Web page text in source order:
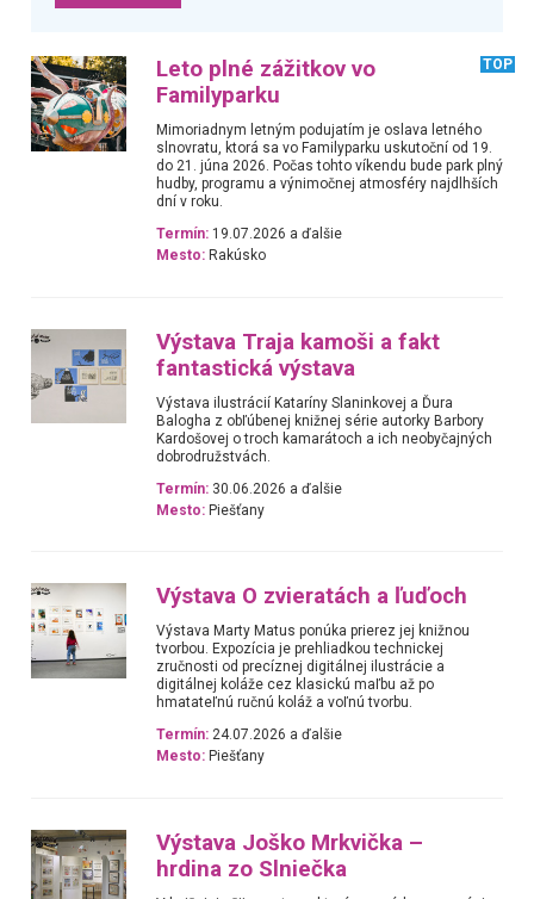
Leto plné zážitkov vo
Familyparku
TOP
Mimoriadnym letným podujatím je oslava letného
slnovratu, ktorá sa vo Familyparku uskutoční od 19.
do 21. júna 2026. Počas tohto víkendu bude park plný
hudby, programu a výnimočnej atmosféry najdlhších
dní v roku.
Termín: 19.07.2026 a ďalšie
Mesto: Rakúsko
Výstava Traja kamoši a fakt
fantastická výstava
Výstava ilustrácií Kataríny Slaninkovej a Ďura
Balogha z obľúbenej knižnej série autorky Barbory
Kardošovej o troch kamarátoch a ich neobyčajných
dobrodružstvách.
Termín: 30.06.2026 a ďalšie
Mesto: Piešťany
Výstava O zvieratách a ľuďoch
Výstava Marty Matus ponúka prierez jej knižnou
tvorbou. Expozícia je prehliadkou technickej
zručnosti od precíznej digitálnej ilustrácie a
digitálnej koláže cez klasickú maľbu až po
hmatateľnú ručnú koláž a voľnú tvorbu.
Termín: 24.07.2026 a ďalšie
Mesto: Piešťany
Výstava Joško Mrkvička –
hrdina zo Slniečka